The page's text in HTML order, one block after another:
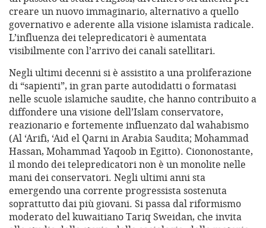
creare un nuovo immaginario, alternativo a quello
governativo e aderente alla visione islamista radicale.
L’influenza dei telepredicatori è aumentata
visibilmente con l’arrivo dei canali satellitari.
Negli ultimi decenni si è assistito a una proliferazione
di “sapienti”, in gran parte autodidatti o formatasi
nelle scuole islamiche saudite, che hanno contribuito a
diffondere una visione dell’Islam conservatore,
reazionario e fortemente influenzato dal wahabismo
(Al ‘Arifi, ‘Aid el Qarni in Arabia Saudita; Mohammad
Hassan, Mohammad Yaqoob in Egitto). Ciononostante,
il mondo dei telepredicatori non è un monolite nelle
mani dei conservatori. Negli ultimi anni sta
emergendo una corrente progressista sostenuta
soprattutto dai più giovani. Si passa dal riformismo
moderato del kuwaitiano Tariq Sweidan, che invita